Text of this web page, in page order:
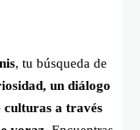
, tu búsqueda de
un diálogo
culturas a través